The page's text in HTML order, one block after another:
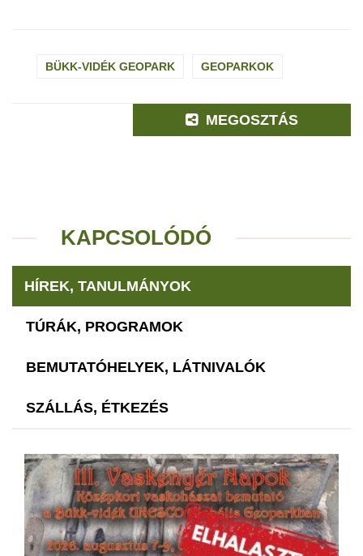
BÜKK-VIDÉK GEOPARK GEOPARKOK
MEGOSZTÁS
KAPCSOLÓDÓ
HÍREK, TANULMÁNYOK
TÚRÁK, PROGRAMOK
BEMUTATÓHELYEK, LÁTNIVALÓK
SZÁLLÁS, ÉTKEZÉS